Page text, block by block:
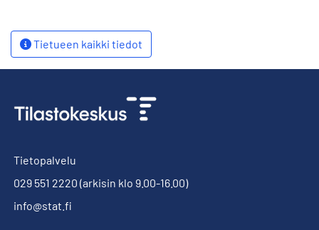
Tietueen kaikki tiedot
Tietopalvelu
029 551 2220 (arkisin klo 9.00-16.00)
info@stat.fi